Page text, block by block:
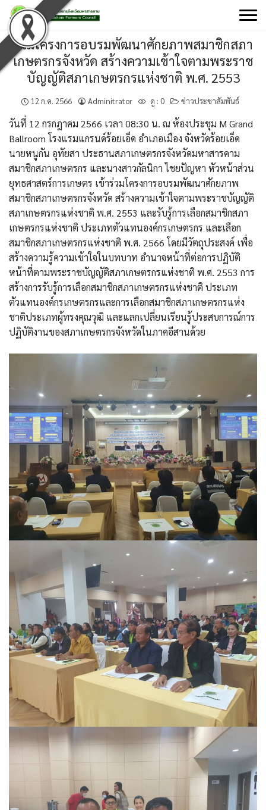
Skip
to
content
ร่วมโครงการอบรมพัฒนาศักยภาพสมาชิกสภา
เกษตรกรจังหวัด สร้างความเข้าใจตามพระราช
บัญญัติสภาเกษตรกรแห่งชาติ พ.ศ. 2553
12 ก.ค. 2566 Adminitrator ดู : 0 ข่าวประชาสัมพันธ์
วันที่ 12 กรกฎาคม 2566 เวลา 08:30 น. ณ ห้องประชุม M Grand
Ballroom โรงแรมแกรนด์ร้อยเอ็ด อำเภอเมือง จังหวัดร้อยเอ็ด
นายหนูกัน อุทัยสา ประธานสภาเกษตรกรจังหวัดมหาสารคาม
สมาชิกสภาเกษตรกร และนางสาวกัลนิกา ไชยปัญหา หัวหน้าส่วน
ยุทธศาสตร์การเกษตร เข้าร่วมโครงการอบรมพัฒนาศักยภาพ
สมาชิกสภาเกษตรกรจังหวัด สร้างความเข้าใจตามพระราชบัญญัติ
สภาเกษตรกรแห่งชาติ พ.ศ. 2553 และรับรู้การเลือกสมาชิกสภา
เกษตรกรแห่งชาติ ประเภทตัวแทนองค์กรเกษตรกร และเลือก
สมาชิกสภาเกษตรกรแห่งชาติ พ.ศ. 2566 โดยมีวัตถุประสงค์ เพื่อ
สร้างความรู้ความเข้าใจในบทบาท อำนาจหน้าที่ต่อการปฏิบัติ
หน้าที่ตามพระราชบัญญัติสภาเกษตรกรแห่งชาติ พ.ศ. 2553 การ
สร้างการรับรู้การเลือกสมาชิกสภาเกษตรกรแห่งชาติ ประเภท
ตัวแทนองค์กรเกษตรกรและการเลือกสมาชิกสภาเกษตรกรแห่ง
ชาติประเภทผู้ทรงคุณวุฒิ และแลกเปลี่ยนเรียนรู้ประสบการณ์การ
ปฏิบัติงานของสภาเกษตรกรจังหวัดในภาคอีสานด้วย